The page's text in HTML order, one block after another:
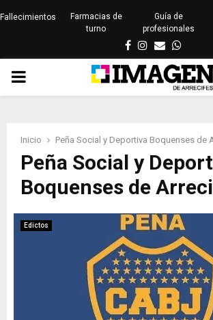
Fallecimientos
Farmacias de
turno
Guía de
profesionales
Facebook
Instagram
Email
PRIMARY
Inicio Peña Social y Deportiva Boquenses de
Peña Social y
Boquenses de
Edictos